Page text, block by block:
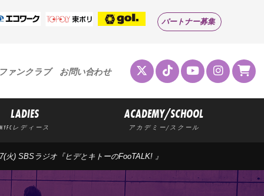
パートナー募集
ァンクラブ お問い合わせ
LADIES
レディース
ACADEMY/SCHOOL
アカデミー/スクール
火) SBSラジオ『ヒデとキトーのFooTALK! 』